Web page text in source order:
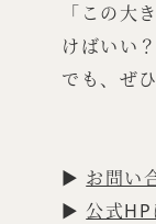
「この大
けばいい
でも、ぜ
▶ お問い
▶ 公式HP